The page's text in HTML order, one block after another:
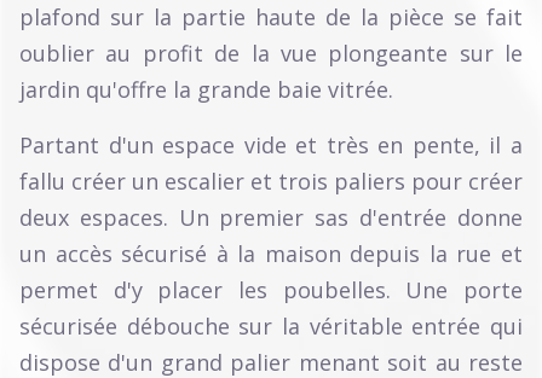
plafond sur la partie haute de la pièce se fait
oublier au profit de la vue plongeante sur le
jardin qu'offre la grande baie vitrée.
Partant d'un espace vide et très en pente, il a
fallu créer un escalier et trois paliers pour créer
deux espaces. Un premier sas d'entrée donne
un accès sécurisé à la maison depuis la rue et
permet d'y placer les poubelles. Une porte
sécurisée débouche sur la véritable entrée qui
dispose d'un grand palier menant soit au reste